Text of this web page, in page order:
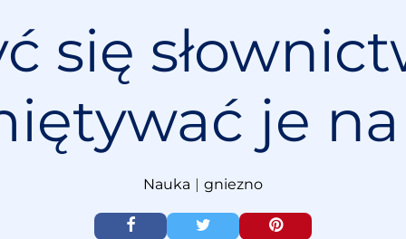
się
je na
Nauka | gniezno